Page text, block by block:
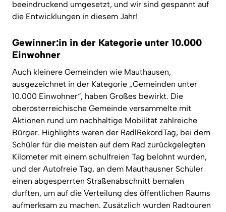
beeindruckend umgesetzt, und wir sind gespannt auf
die Entwicklungen in diesem Jahr!
Gewinner:in in der Kategorie unter 10.000
Einwohner
Auch kleinere Gemeinden wie Mauthausen,
ausgezeichnet in der Kategorie „Gemeinden unter
10.000 Einwohner“, haben Großes bewirkt. Die
oberösterreichische Gemeinde versammelte mit
Aktionen rund um nachhaltige Mobilität zahlreiche
Bürger. Highlights waren der RadlRekordTag, bei dem
Schüler für die meisten auf dem Rad zurückgelegten
Kilometer mit einem schulfreien Tag belohnt wurden,
und der Autofreie Tag, an dem Mauthausner Schüler
einen abgesperrten Straßenabschnitt bemalen
durften, um auf die Verteilung des öffentlichen Raums
aufmerksam zu machen. Zusätzlich wurden Radtouren